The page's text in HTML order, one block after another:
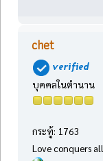
chet
บุคคลในตำนาน
กระทู้: 1763
Love conquers all